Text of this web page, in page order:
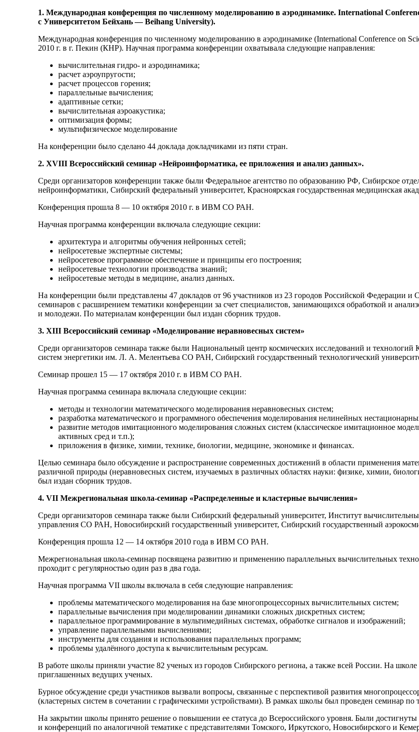
1. Международная конференция по численному моделированию в аэродинамике. International
с Университетом Бейхань — Beihang University).
Международная конференция по численному моделированию в аэродинамике (International Conference оn
2010 г. в г. Пекин (КНР). Научная программа конференции охватывала следующие направления:
вычислительная гидро- и аэродинамика;
расчет аэроупругости;
расчет процессов горения;
параллельные вычисления;
адаптивные сетки;
вычислительная аэроакустика;
оптимизация формы;
мультифизическое моделирование
На конференции было сделано 44 доклада докладчиками из пяти стран.
2. XVIII Всероссийский семинар «Нейроинформатика, ее приложения и анализ данных».
Среди организаторов конференции также были Федеральное агентство по образованию РФ, Сибирское
нейроинформатики, Сибирский федеральный университет, Красноярская гоcударственная медицинская
Конференция прошла 8 — 10 октября 2010 г. в ИВМ СО РАН.
Научная программа конференции включала следующие секции:
архитектура и алгоритмы обучения нейронных сетей;
нейросетевые экспертные системы;
нейросетевое программное обеспечение и принципы его построения;
нейросетевые технологии производства знаний;
нейросетевые методы в медицине, анализ данных.
На конференции были представлены 47 докладов от 96 участников из 23 городов Российской Федерации
семинаров с расширением тематики конференции за счет специалистов, занимающихся обработкой и
и молодежи. По материалам конференции был издан сборник трудов.
3. XIII Всероссийский семинар «Моделирование неравновесных систем»
Среди организаторов семинара также были Национальный центр космических исследований и технологий
систем энергетики им. Л. А. Мелентьева СО РАН, Сибирский государственный технологический
Семинар прошел 15 — 17 октября 2010 г. в ИВМ СО РАН.
Научная программа семинара включала следующие секции:
методы и технологии математического моделирования неравновесных систем;
разработка математического и программного обеспечения моделирования нелинейных
развитие методов имитационного моделирования сложных систем (классическое имитационное
активных сред и т.п.);
приложения в физике, химии, технике, биологии, медицине, экономике и финансах.
Целью семинара было обсуждение и распространение современных достижений в области применения
различной природы (неравновесных систем, изучаемых в различных областях науки: физике, химии,
был издан сборник трудов.
4. VII Межрегиональная школа-семинар «Распределенные и кластерные вычисления»
Среди организаторов семинара также были Сибирский федеральный университет, Институт
управления СО РАН, Новосибирский государственный университет, Сибирский государственный
Конференция прошла 12 — 14 октября 2010 года в ИВМ СО РАН.
Межрегиональная школа-семинар посвящена развитию и применению параллельных вычислительных
проходит с регулярностью один раз в два года.
Научная программа VII школы включала в себя следующие направления:
проблемы математического моделирования на базе многопроцессорных вычислительных систем;
параллельные вычисления при моделировании динамики сложных дискретных систем;
параллельное программирование в мультимедийных системах, обработке сигналов и изображений;
управление параллельными вычислениями;
инструменты для создания и использования параллельных программ;
проблемы удалённого доступа к вычислительным ресурсам.
В работе школы приняли участие 82 ученых из городов Сибирского региона, а также всей России. На
приглашенных ведущих ученых.
Бурное обсуждение среди участников вызвали вопросы, связанные с перспективой развития
(кластерных систем в сочетании с графическими устройствами). В рамках школы был проведен семинар по
На закрытии школы принято решение о повышении ее статуса до Всероссийского уровня. Были
и конференций по аналогичной тематике с представителями Томского, Иркутского, Новосибирского и